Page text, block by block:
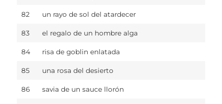
82 un rayo de sol del atardecer
83 el regalo de un hombre alga
84 risa de goblin enlatada
85 una rosa del desierto
86 savia de un sauce llorón